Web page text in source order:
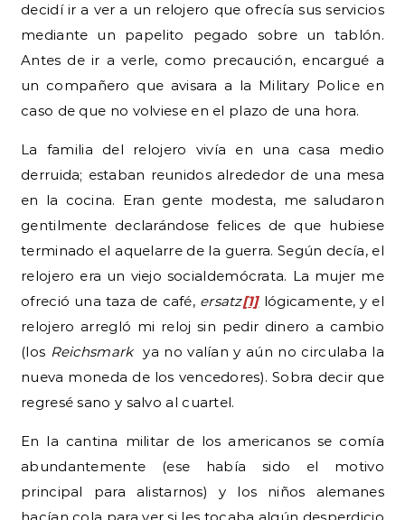
decidí ir a ver a un relojero que ofrecía sus servicios
mediante un papelito pegado sobre un tablón.
Antes de ir a verle, como precaución, encargué a
un compañero que avisara a la Military Police en
caso de que no volviese en el plazo de una hora.
La familia del relojero vivía en una casa medio
derruida; estaban reunidos alrededor de una mesa
en la cocina. Eran gente modesta, me saludaron
gentilmente declarándose felices de que hubiese
terminado el aquelarre de la guerra. Según decía, el
relojero era un viejo socialdemócrata. La mujer me
ofreció una taza de café, ersatz[1]lógicamente, y el
relojero arregló mi reloj sin pedir dinero a cambio
(los Reichsmark ya no valían y aún no circulaba la
nueva moneda de los vencedores). Sobra decir que
regresé sano y salvo al cuartel.
En la cantina militar de los americanos se comía
abundantemente (ese había sido el motivo
principal para alistarnos) y los niños alemanes